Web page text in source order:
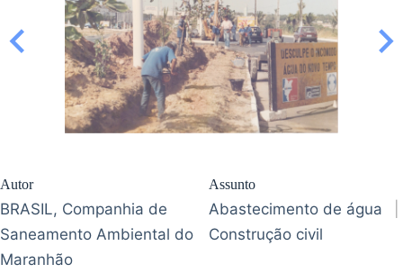
Autor
BRASIL, Companhia de
Saneamento Ambiental do
Maranhão
Assunto
Abastecimento de água
Construção civil